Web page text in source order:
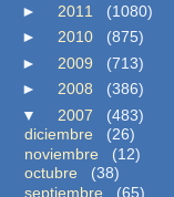
►
2011
(1080)
►
2010
(875)
►
2009
(713)
►
2008
(386)
▼
2007
(483)
diciembre
(26)
noviembre
(12)
octubre
(38)
septiembre
(65)